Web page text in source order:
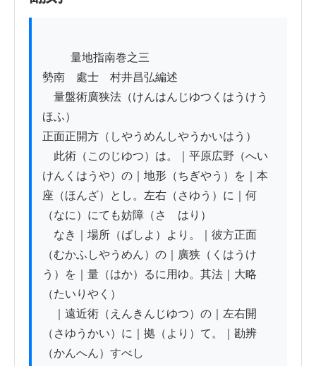
勢南　處士　村井昌弘編述
量盤術廣狭法（けんはんじゆつくはうけう
ほふ）
正面正開方（しやうめんしやうかいはう）
此術（このじゆつ）は。｜平原広野（へい
けんくはうや）の｜地形（ちぎやう）を｜本
座（ほんざ）とし。左右（さゆう）に｜何
（なに）にても妨障（さゝはり）
なき｜場所（ばしよ）より。｜彼方正面
（むかふしやうめん）の｜廣狭（くはうけ
う）を｜量（はか）るに用ゆ。其法｜大略
（たいりやく）
｜遠近術（えんきんじゆつ）の｜左右開
（さゆうかい）に｜拠（より）て。｜勘辨
（かんへん）すべし